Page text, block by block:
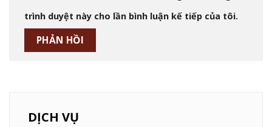
trình duyệt này cho lần bình luận kế tiếp của tôi.
DỊCH VỤ